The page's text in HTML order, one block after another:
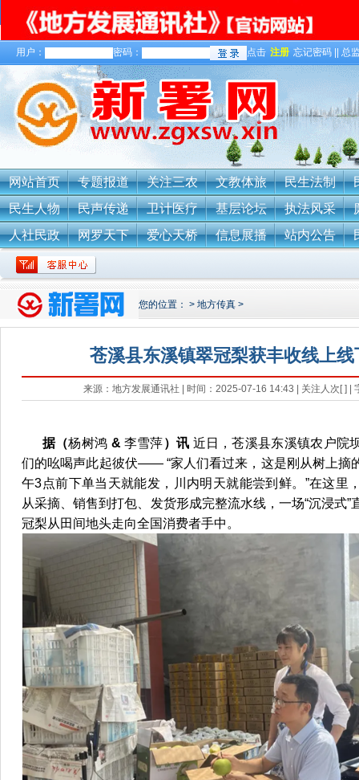
用户： 密码： 点击 注册 忘记密码 || 总
关于我们
网站首页 专题报道 关注三农 文教体旅 民生法制
民生人物
民声传递 卫计医疗 基层论坛 执法风采
人社民政
网罗天下 爱心天桥 信息展播 站内公告
您的位置： > 地方传真 >
苍溪县东溪镇翠冠梨获丰收线上
来源：地方发展通讯社 | 时间：2025-07-16 14:43 | 关注人次[] |
据（杨树鸿 & 李雪萍）讯 近日，苍溪县东溪镇农户院
们的吆喝声此起彼伏——“家人们看过来，这是刚从树上摘
午3点前下单当天就能发，川内明天就能尝到鲜。”在这里
从采摘、销售到打包、发货形成完整流水线，一场“沉浸式
冠梨从田间地头走向全国消费者手中。